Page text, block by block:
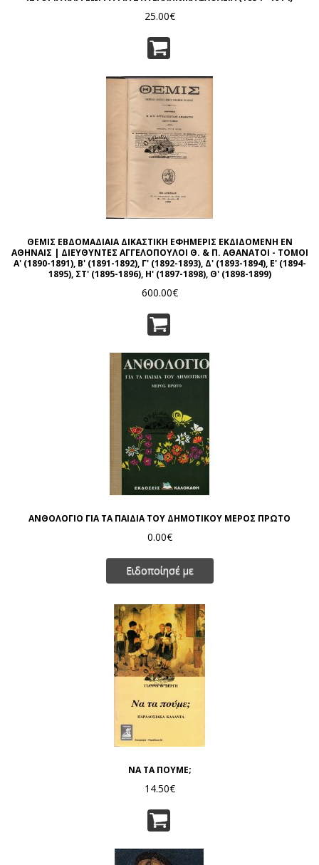
25.00€
ΘΕΜΙΣ ΕΒΔΟΜΑΔΙΑΙΑ ΔΙΚΑΣΤΙΚΗ ΕΦΗΜΕΡΙΣ ΕΚΔΙΔΟΜΕΝΗ ΕΝ
ΑΘΗΝΑΙΣ | ΔΙΕΥΘΥΝΤΕΣ ΑΓΓΕΛΟΠΟΥΛΟΙ Θ. & Π. ΑΘΑΝΑΤΟΙ - ΤΟΜΟΙ
Α' (1890-1891), Β' (1891-1892), Γ' (1892-1893), Δ' (1893-1894), Ε' (1894-
1895), ΣΤ' (1895-1896), Η' (1897-1898), Θ' (1898-1899)
600.00€
ΑΝΘΟΛΟΓΙΟ ΓΙΑ ΤΑ ΠΑΙΔΙΑ ΤΟΥ ΔΗΜΟΤΙΚΟΥ ΜΕΡΟΣ ΠΡΩΤΟ
0.00€
Ειδοποίησέ με
ΝΑ ΤΑ ΠΟΥΜΕ;
14.50€